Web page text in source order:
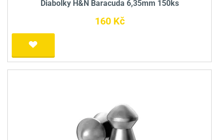
Diabolky H&N Baracuda 6,35mm 150ks
160 Kč